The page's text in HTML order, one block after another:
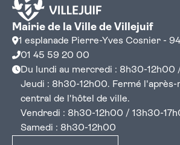
Mairie de la Ville de Villejuif
1 esplanade Pierre-Yves Cosnier -
01 45 59 20 00
Du lundi au mercredi : 8h30-12h00
Jeudi : 8h30-12h00. Fermé l'après-
central de l'hôtel de ville.
Vendredi : 8h30-12h00 / 13h30-
Samedi : 8h30-12h00